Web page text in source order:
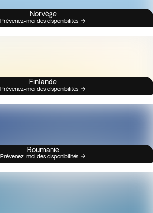
Norvège
Prévenez-moi des disponibilités
Finlande
Prévenez-moi des disponibilités
Roumanie
Prévenez-moi des disponibilités